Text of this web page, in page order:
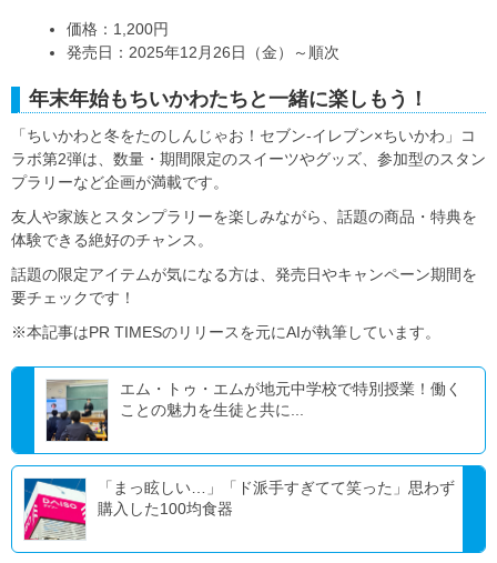
価格：1,200円
発売日：2025年12月26日（金）～順次
年末年始もちいかわたちと一緒に楽しもう！
「ちいかわと冬をたのしんじゃお！セブン‐イレブン×ちいかわ」コ
ラボ第2弾は、数量・期間限定のスイーツやグッズ、参加型のスタン
プラリーなど企画が満載です。
友人や家族とスタンプラリーを楽しみながら、話題の商品・特典を
体験できる絶好のチャンス。
話題の限定アイテムが気になる方は、発売日やキャンペーン期間を
要チェックです！
※本記事はPR TIMESのリリースを元にAIが執筆しています。
エム・トゥ・エムが地元中学校で特別授業！働く
ことの魅力を生徒と共に...
「まっ眩しい…」「ド派手すぎてて笑った」思わず
購入した100均食器